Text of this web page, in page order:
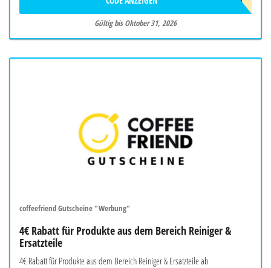
Gültig bis Oktober 31, 2026
coffeefriend Gutscheine "Werbung"
4€ Rabatt für Produkte aus dem Bereich Reiniger &
Ersatzteile
4€ Rabatt für Produkte aus dem Bereich Reiniger & Ersatzteile ab